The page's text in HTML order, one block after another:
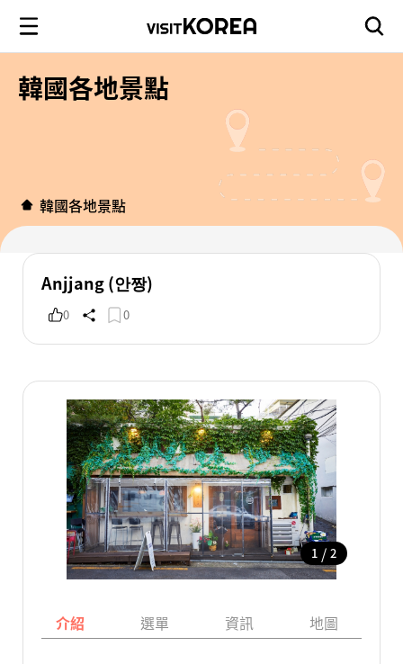
韓國各地景點
韓國各地景點
Anjjang (안짱)
0 0
1 / 2
介紹 選單 資訊 地圖